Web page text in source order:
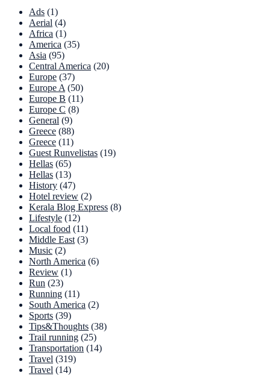
Ads (1)
Aerial (4)
Africa (1)
America (35)
Asia (95)
Central America (20)
Europe (37)
Europe A (50)
Europe B (11)
Europe C (8)
General (9)
Greece (88)
Greece (11)
Guest Runvelistas (19)
Hellas (65)
Hellas (13)
History (47)
Hotel review (2)
Kerala Blog Express (8)
Lifestyle (12)
Local food (11)
Middle East (3)
Music (2)
North America (6)
Review (1)
Run (23)
Running (11)
South America (2)
Sports (39)
Tips&Thoughts (38)
Trail running (25)
Transportation (14)
Travel (319)
Travel (14)